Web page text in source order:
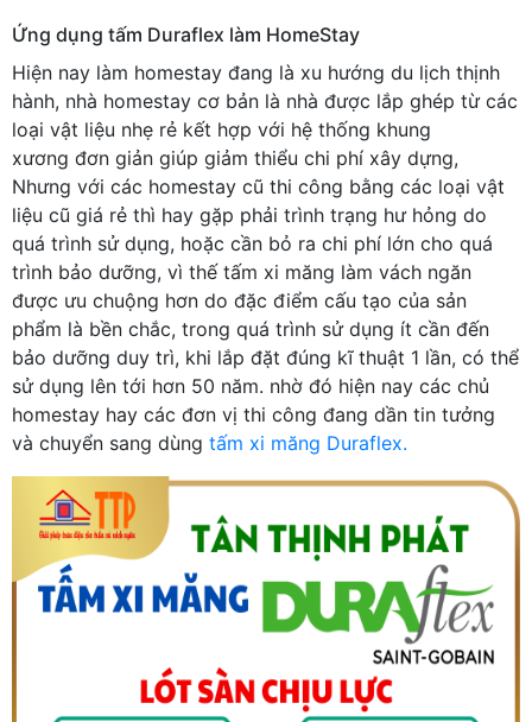
Ứng dụng tấm Duraflex làm HomeStay
Hiện nay làm homestay đang là xu hướng du lịch thịnh
hành, nhà homestay cơ bản là nhà được lắp ghép từ các
loại vật liệu nhẹ rẻ kết hợp với hệ thống khung
xương đơn giản giúp giảm thiểu chi phí xây dựng,
Nhưng với các homestay cũ thi công bằng các loại vật
liệu cũ giá rẻ thì hay gặp phải trình trạng hư hỏng do
quá trình sử dụng, hoặc cần bỏ ra chi phí lớn cho quá
trình bảo dưỡng, vì thế tấm xi măng làm vách ngăn
được ưu chuộng hơn do đặc điểm cấu tạo của sản
phẩm là bền chắc, trong quá trình sử dụng ít cần đến
bảo dưỡng duy trì, khi lắp đặt đúng kĩ thuật 1 lần, có thể
sử dụng lên tới hơn 50 năm. nhờ đó hiện nay các chủ
homestay hay các đơn vị thi công đang dần tin tưởng
và chuyển sang dùng tấm xi măng Duraflex.